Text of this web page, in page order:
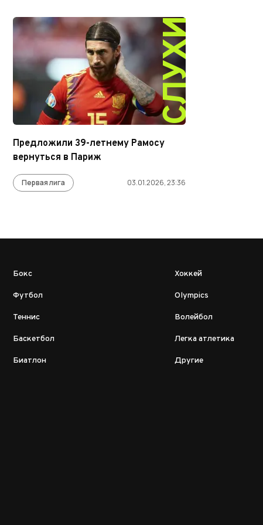
СЛУХИ
Предложили 39-летнему Рамосу
вернуться в Париж
Первая лига 03.01.2026, 23:36
Бокс
Футбол
Теннис
Баскетбол
Биатлон
Хоккей
Olympics
Волейбол
Легка атлетика
Другие